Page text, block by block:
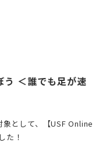
う ＜誰でも足が速
として、【USF Online
た！